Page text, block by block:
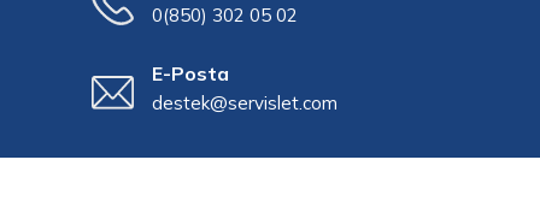
0(850) 302 05 02
E-Posta
destek@servislet.com